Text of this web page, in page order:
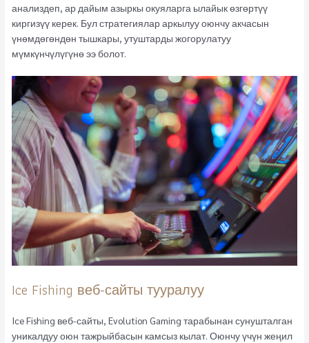
анализдеп, ар дайым азыркы окуяларга ылайык өзгөртүү
киргизүү керек. Бул стратегиялар аркылуу оюнчу акчасын
үнөмдөгөндөн тышкары, утуштарды жогорулатуу
мүмкүнчүлүгүнө ээ болот.
Ice Fishing веб-сайты тууралуу
Ice Fishing веб-сайты, Evolution Gaming тарабынан сунушталган
уникалдуу оюн тажрыйбасын камсыз кылат. Оюнчу үчүн жеңил